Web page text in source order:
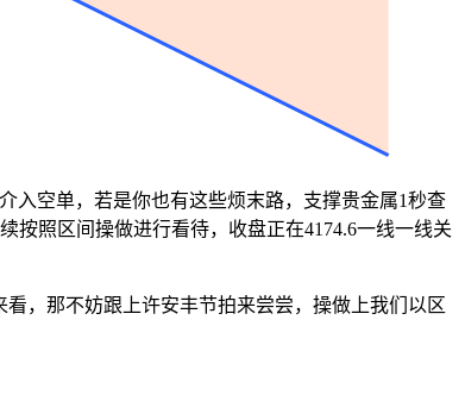
入空单，若是你也有这些烦末路，支撑贵金属1秒查
按照区间操做进行看待，收盘正在4174.6一线一线关
，那不妨跟上许安丰节拍来尝尝，操做上我们以区